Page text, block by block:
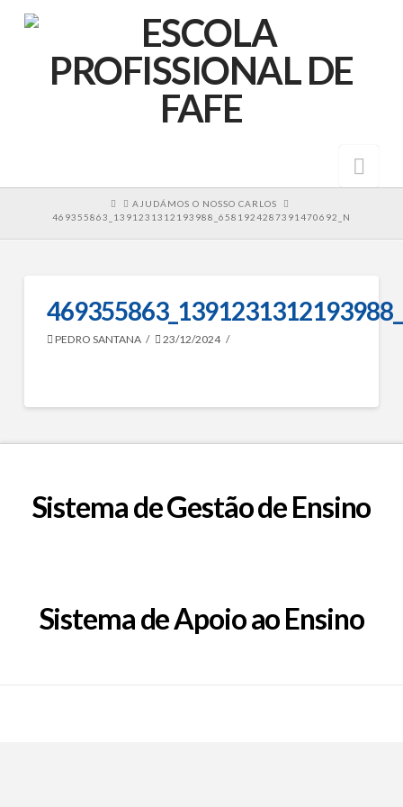
HOME
AJUDÁMOS O NOSSO CARLOS
469355863_1391231312193988_6581924287391470692_N
PEDRO SANTANA 23/12/2024
Sistema de Gestão de Ensino
Sistema de Apoio ao Ensino